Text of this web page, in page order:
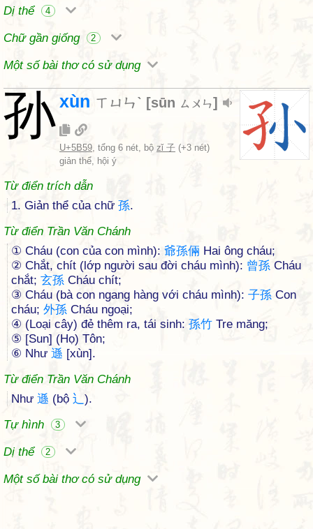
Dị thể 4
Chữ gần giống 2
Một số bài thơ có sử dụng
孙xùn ㄒㄩㄣˋ [sūn ㄙㄨㄣ]
U+5B59, tổng 6 nét, bộ zǐ 子 (+3 nét)
giản thể, hội ý
Từ điển trích dẫn
1. Giản thể của chữ 孫.
Từ điển Trần Văn Chánh
① Cháu (con của con mình): 爺孫倆 Hai ông cháu;
② Chắt, chít (lớp người sau đời cháu mình): 曾孫 Cháu
chắt; 玄孫 Cháu chít;
③ Cháu (bà con ngang hàng với cháu mình): 子孫 Con
cháu; 外孫 Cháu ngoại;
④ (Loại cây) đẻ thêm ra, tái sinh: 孫竹 Tre măng;
⑤ [Sun] (Họ) Tôn;
⑥ Như 遜 [xùn].
Từ điển Trần Văn Chánh
Như 遜 (bộ 辶 ).
Tự hình
3
Dị thể 2
Một số bài thơ có sử dụng